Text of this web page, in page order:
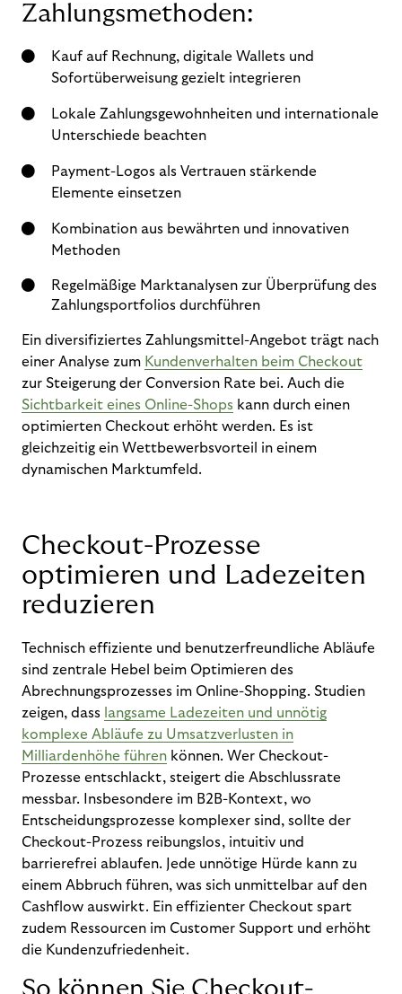
Zahlungsmethoden:
Kauf auf Rechnung, digitale Wallets und
Sofortüberweisung gezielt integrieren
Lokale Zahlungsgewohnheiten und internationale
Unterschiede beachten
Payment-Logos als Vertrauen stärkende
Elemente einsetzen
Kombination aus bewährten und innovativen
Methoden
Regelmäßige Marktanalysen zur Überprüfung des
Zahlungsportfolios durchführen
Ein diversifiziertes Zahlungsmittel-Angebot trägt nach
einer Analyse zum Kundenverhalten beim Checkout
zur Steigerung der Conversion Rate bei. Auch die
Sichtbarkeit eines Online-Shops kann durch einen
optimierten Checkout erhöht werden. Es ist
gleichzeitig ein Wettbewerbsvorteil in einem
dynamischen Marktumfeld.
Checkout-Prozesse
optimieren und Ladezeiten
reduzieren
Technisch effiziente und benutzerfreundliche Abläufe
sind zentrale Hebel beim Optimieren des
Abrechnungsprozesses im Online-Shopping. Studien
zeigen, dass langsame Ladezeiten und unnötig
komplexe Abläufe zu Umsatzverlusten in
Milliardenhöhe führen können. Wer Checkout-
Prozesse entschlackt, steigert die Abschlussrate
messbar. Insbesondere im B2B-Kontext, wo
Entscheidungsprozesse komplexer sind, sollte der
Checkout-Prozess reibungslos, intuitiv und
barrierefrei ablaufen. Jede unnötige Hürde kann zu
einem Abbruch führen, was sich unmittelbar auf den
Cashflow auswirkt. Ein effizienter Checkout spart
zudem Ressourcen im Customer Support und erhöht
die Kundenzufriedenheit.